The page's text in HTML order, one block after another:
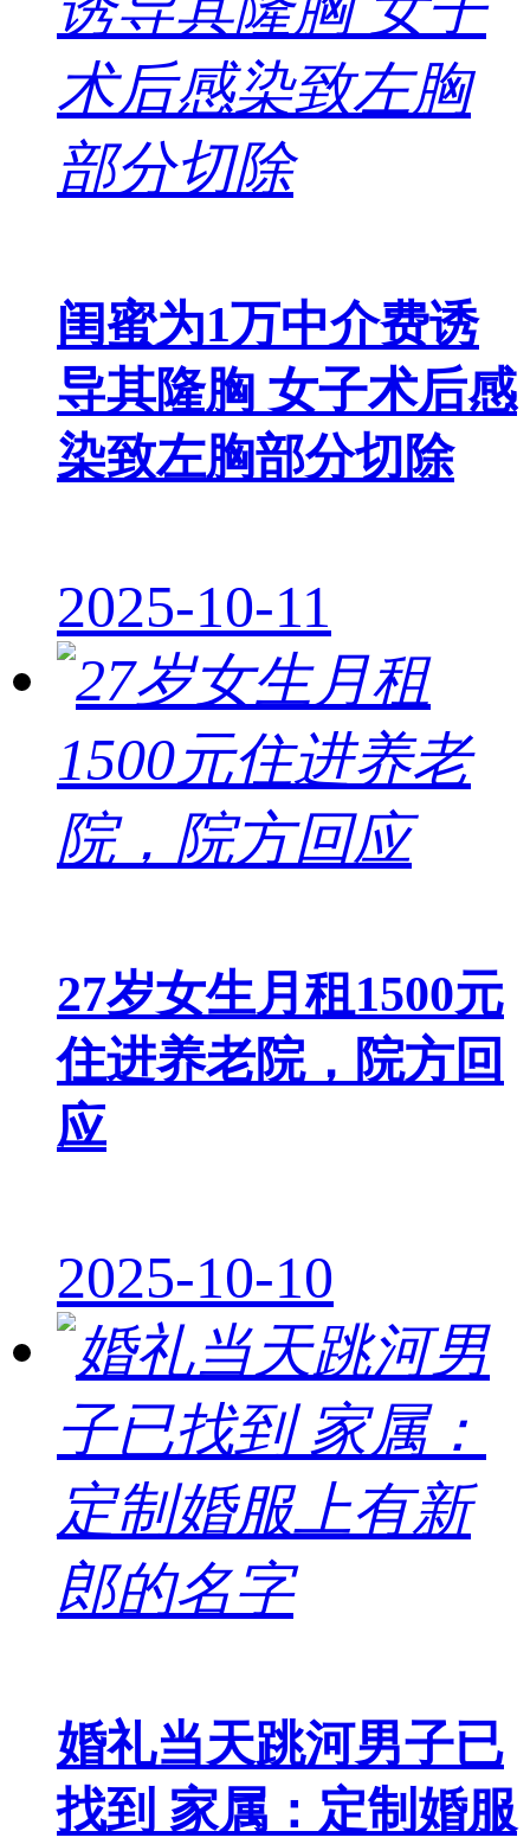
闺蜜为1万中介费诱
导其隆胸 女子术后感
染致左胸部分切除
2025-10-11
27岁女生月租1500元
住进养老院，院方回
应
2025-10-10
婚礼当天跳河男子已
找到 家属：定制婚服